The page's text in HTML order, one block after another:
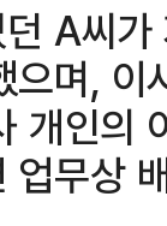
A씨
으며,
개인의
무상